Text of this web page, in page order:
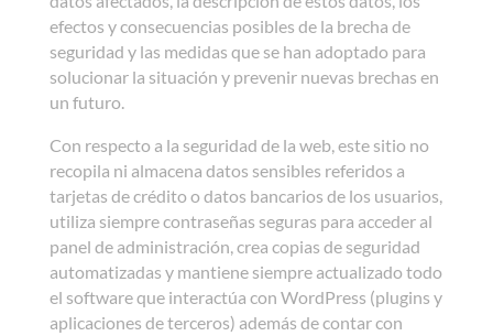
efectos y consecuencias posibles de la brecha de
seguridad y las medidas que se han adoptado para
solucionar la situación y prevenir nuevas brechas en
un futuro.
Con respecto a la seguridad de la web, este sitio no
recopila ni almacena datos sensibles referidos a
tarjetas de crédito o datos bancarios de los usuarios,
utiliza siempre contraseñas seguras para acceder al
panel de administración, crea copias de seguridad
automatizadas y mantiene siempre actualizado todo
el software que interactúa con WordPress (plugins y
aplicaciones de terceros) además de contar con